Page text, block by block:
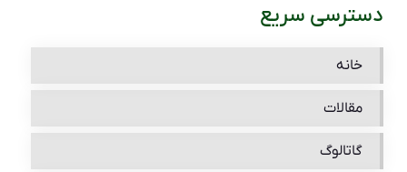
دسترسی سریع
خانه
مقالات
گاتالوگ